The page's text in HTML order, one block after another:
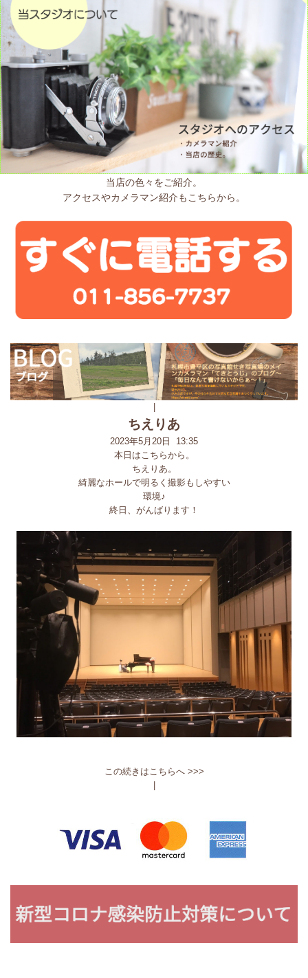
当店の色々をご紹介。
アクセスやカメラマン紹介もこちらから。
ちえりあ
2023年5月20日 13:35
本日はこちらから。
ちえりあ。
綺麗なホールで明るく撮影もしやすい
環境♪
終日、がんばります！
この続きはこちらへ >>>